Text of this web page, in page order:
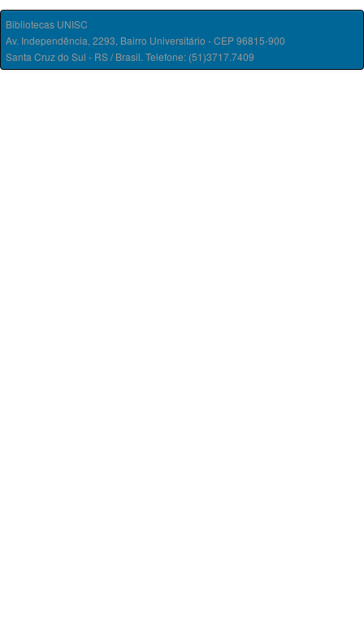
Bibliotecas UNISC
Av. Independência, 2293, Bairro Universitário - CEP 96815-900
Santa Cruz do Sul - RS / Brasil. Telefone: (51)3717.7409